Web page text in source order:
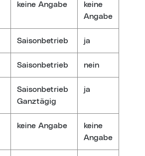
keine Angabe
keine
Angabe
Saisonbetrieb ja
Saisonbetrieb nein
Saisonbetrieb
Ganztägig
ja
keine Angabe
keine
Angabe